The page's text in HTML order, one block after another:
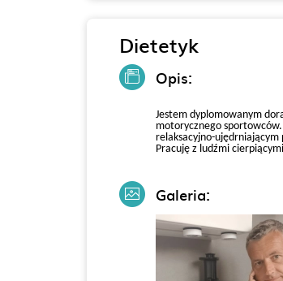
Dietetyk
Opis:
Jestem dyplomowanym
motorycznego
relaksacyjno-ujędrniającym
Pracuję z ludźmi
Galeria: